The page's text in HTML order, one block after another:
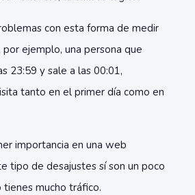
con esta forma de medir
por ejemplo, una persona que
23:59 y sale a las 00:01,
tanto en el primer día como en
importancia en una web
tipo de desajustes sí son un poco
tienes mucho tráfico.